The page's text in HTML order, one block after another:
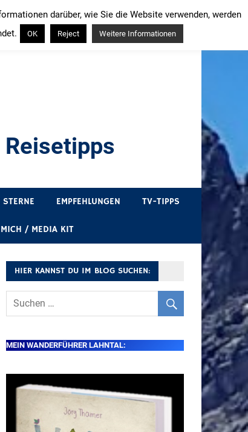
EMPFEHLUNGEN TV-TIPPS
MICH / MEDIA KIT
HIER KANNST DU IM BLOG SUCHEN:
MEIN WANDERFÜHRER LAHNTAL:
darüber, wie Sie die Website verwenden, werden
OK Reject Weitere Informationen